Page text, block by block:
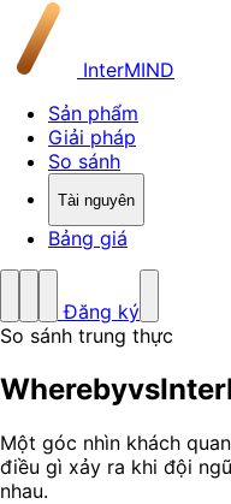
InterMIND
Sản phẩm
Giải pháp
So sánh
Tài nguyên
Bảng giá
Đăng ký
So sánh trung thực
Wherebyvs
Một góc nhìn khách
điều gì xảy ra khi đội
nhau.